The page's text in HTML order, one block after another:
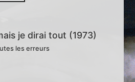
je dirai tout (1973)
les erreurs